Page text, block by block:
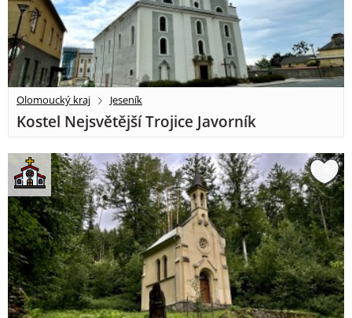
Olomoucký kraj Jeseník
Kostel Nejsvětější Trojice Javorník